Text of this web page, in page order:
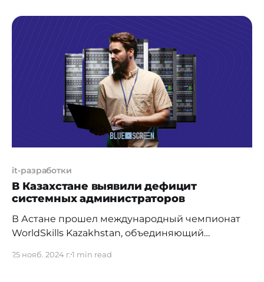
работать над созданием инновационных IT-
Караганде в семнадцатый раз. Его
организатором выступает карагандинская
стартап-экосистема “Терриконовая долина”.
Особенность формата заключается в работе
it-разработки
В Казахстане выявили дефицит
системных администраторов
В Астане прошел международный чемпионат
WorldSkills Kazakhstan, объединяющий
Компания PS Cloud Services предоставила
25 нояб. 2024 г.1 min read